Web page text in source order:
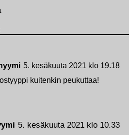
5. kesäkuuta 2021 klo 10.33
5. kesäkuuta 2021 klo 19.18
kuitenkin peukuttaa!